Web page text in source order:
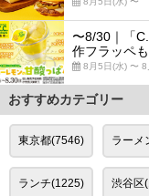
〜8/30｜「
作フラッペ
8月5日(水) 〜
おすすめカテゴリー
東京都(7546) ラーメ
ランチ(1225) 渋谷区